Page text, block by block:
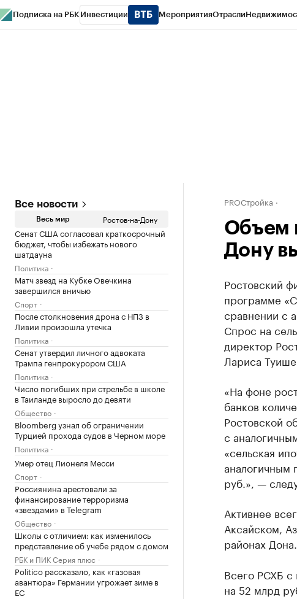
Подписка на РБК Инвестиции МероприятияОтрасли
Все новости
Весь мир Ростов-на-Дону
Сенат США согласовал краткосрочный
бюджет, чтобы избежать нового
шатдауна
Политика
Матч звезд на Кубке Овечкина
завершился вничью
Спорт
После столкновения дрона с НПЗ в
Ливии произошла утечка
Политика
Сенат утвердил личного адвоката
Трампа генпрокурором США
Политика
Число погибших при стрельбе в школе
в Таиланде выросло до девяти
Общество
Bloomberg узнал об ограничении
Турцией прохода судов в Черном море
Политика
Умер отец Лионеля Месси
Спорт
Россиянина арестовали за
финансирование терроризма
«звездами» в Telegram
Общество
Школы с отличием: как изменилось
представление об учебе рядом с домом
РБК и ПИК Серия плюс
Politico рассказало, как «газовая
авантюра» Германии угрожает зиме в
ЕС
PROСтройка
Объем
Дону
Ростовский
программе
сравнении с
Спрос на
директор
Лариса
«На фоне
банков
Ростовской
с
«сельская
аналогичным
руб.», —
Активнее
Аксайском,
районах Дона.
Всего РСХБ с
на 52 млрд